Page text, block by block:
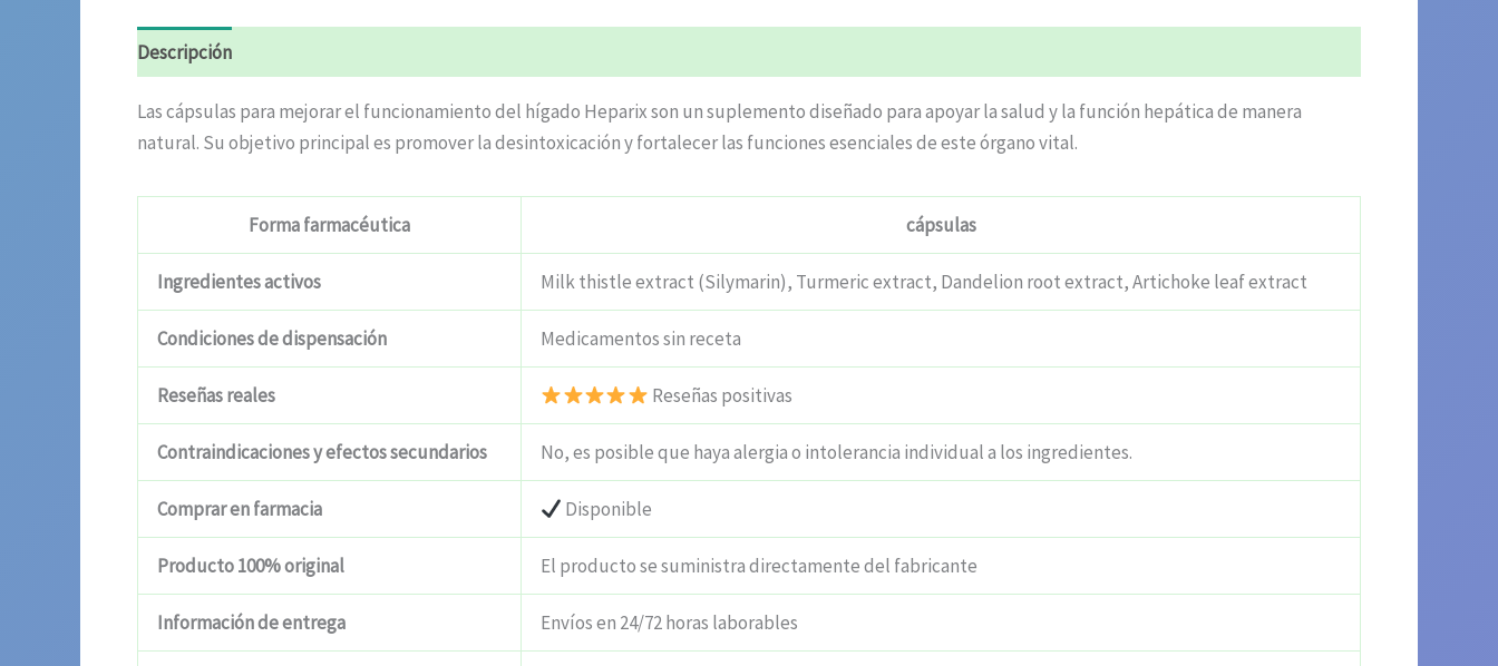
Descripción
Las cápsulas para mejorar el funcionamiento del hígado Heparix son un suplemento diseñado para apoyar la salud y la función hepática de manera
natural. Su objetivo principal es promover la desintoxicación y fortalecer las funciones esenciales de este órgano vital.
Forma farmacéutica cápsulas
Ingredientes activos Milk thistle extract (Silymarin), Turmeric extract, Dandelion root extract, Artichoke leaf extract
Condiciones de dispensación Medicamentos sin receta
Reseñas reales Reseñas positivas
Contraindicaciones y efectos secundarios No, es posible que haya alergia o intolerancia individual a los ingredientes.
Comprar en farmacia Disponible
Producto 100% original El producto se suministra directamente del fabricante
Información de entrega Envíos en 24/72 horas laborables